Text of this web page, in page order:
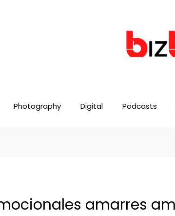
Photography Digital Podcasts
amarres